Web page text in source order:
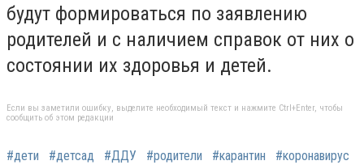
будут формироваться по заявлению
родителей и с наличием справок от них о
состоянии их здоровья и детей.
Если вы заметили ошибку, выделите необходимый текст и нажмите Ctrl+Enter, чтобы
сообщить об этом редакции
#дети #детсад #ДДУ #родители #карантин #коронавирус